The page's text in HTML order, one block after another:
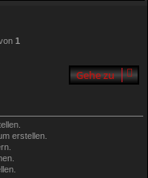
1
Gehe zu
erstellen.